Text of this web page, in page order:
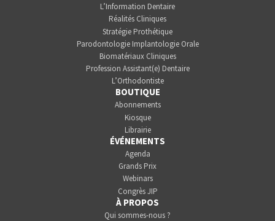
L’Information Dentaire
Réalités Cliniques
Stratégie Prothétique
Parodontologie Implantologie Orale
Biomatériaux Cliniques
Profession Assistant(e) Dentaire
L’Orthodontiste
BOUTIQUE
Abonnements
Kiosque
Librairie
ÉVÉNEMENTS
Agenda
Grands Prix
Webinars
Congrès JIP
À PROPOS
Qui sommes-nous ?